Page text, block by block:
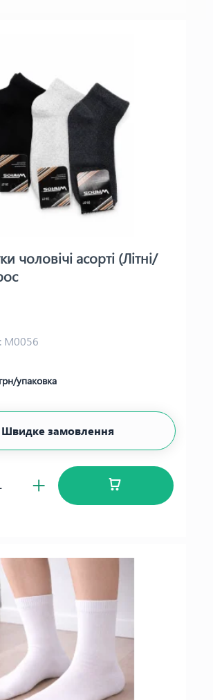
чоловічі асорті (Літні/
М0056
упаковка
Швидке замовлення